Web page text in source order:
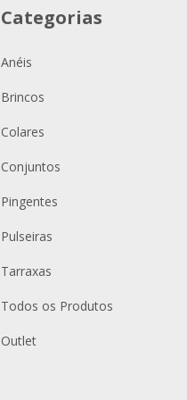
Categorias
Anéis
Brincos
Colares
Conjuntos
Pingentes
Pulseiras
Tarraxas
Todos os Produtos
Outlet